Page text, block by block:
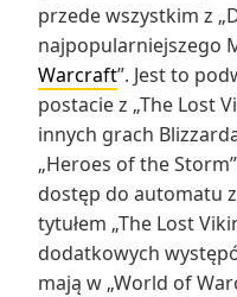
przede wszystkim z
najpopularniejszego
Warcraft”. Jest to
postacie z „The Lost
innych grach
„Heroes of the
dostęp do automatu
tytułem „The Lost
dodatkowych
mają w „World of